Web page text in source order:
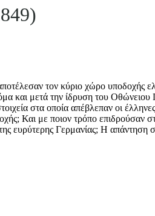
τον κύριο χώρο υποδοχής
και μετά την ίδρυση του
στα οποία απέβλεπαν οι
Και με ποιον τρόπο επιδρούσαν
ευρύτερης Γερμανίας; Η